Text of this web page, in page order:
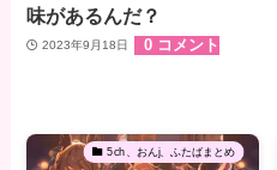
味があるんだ？
2023年9月18日 0 コメント
5ch、おんj、ふたばまとめ